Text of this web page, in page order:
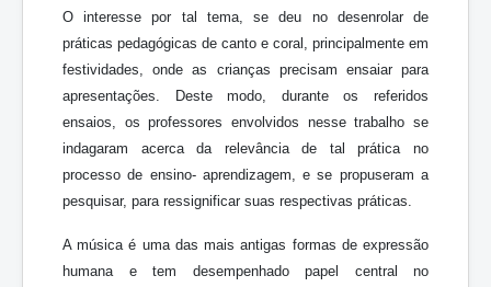
O interesse por tal tema, se deu no desenrolar de
práticas pedagógicas de canto e coral, principalmente em
festividades, onde as crianças precisam ensaiar para
apresentações. Deste modo, durante os referidos
ensaios, os professores envolvidos nesse trabalho se
indagaram acerca da relevância de tal prática no
processo de ensino- aprendizagem, e se propuseram a
pesquisar, para ressignificar suas respectivas práticas.
A música é uma das mais antigas formas de expressão
humana e tem desempenhado papel central no